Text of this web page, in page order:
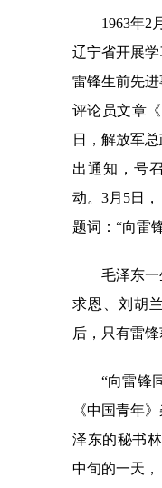
1963年2月
辽宁省开展
雷锋生前先
评论员文章
日，解放军
出通知，号
动。3月5日
题词：“向雷
毛泽东一
求恩、刘胡
后，只有雷锋
“向雷锋同
《中国青年
泽东的秘书
中旬的一天